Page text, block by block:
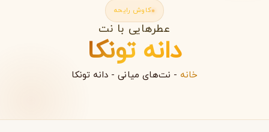
کاوش رایحه
عطرهایی با نت
دانه تونکا
خانه - نت‌های میانی - دانه تونکا